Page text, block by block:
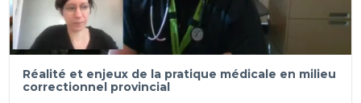
Réalité et enjeux de la pratique médicale en milieu
correctionnel provincial